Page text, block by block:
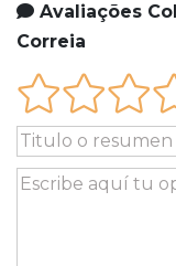
Avaliações
Correia